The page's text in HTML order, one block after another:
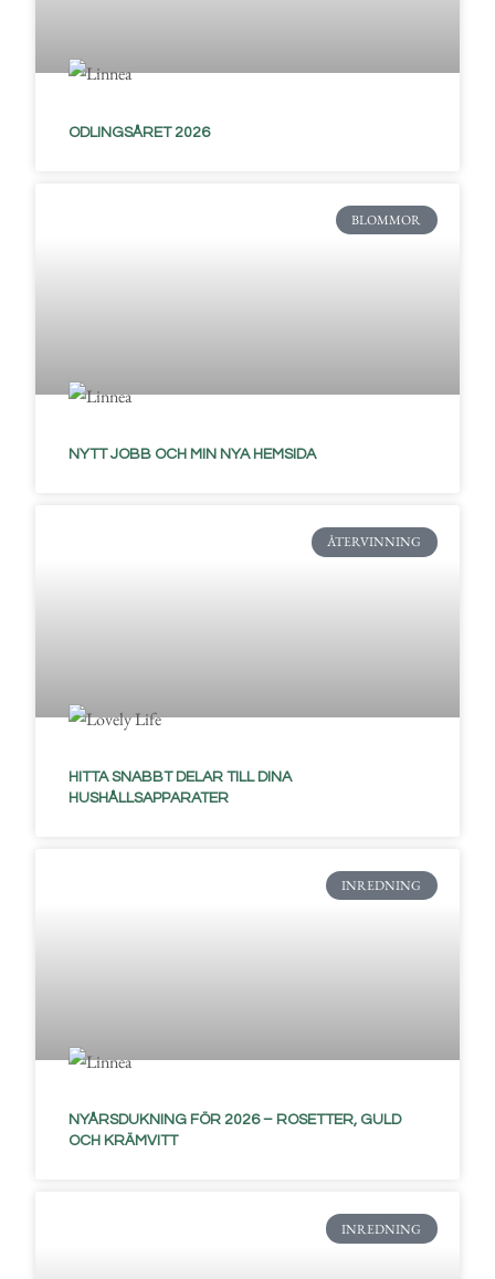
ODLINGSÅRET 2026
BLOMMOR
NYTT JOBB OCH MIN NYA HEMSIDA
ÅTERVINNING
HITTA SNABBT DELAR TILL DINA
HUSHÅLLSAPPARATER
INREDNING
NYÅRSDUKNING FÖR 2026 – ROSETTER, GULD
OCH KRÄMVITT
INREDNING